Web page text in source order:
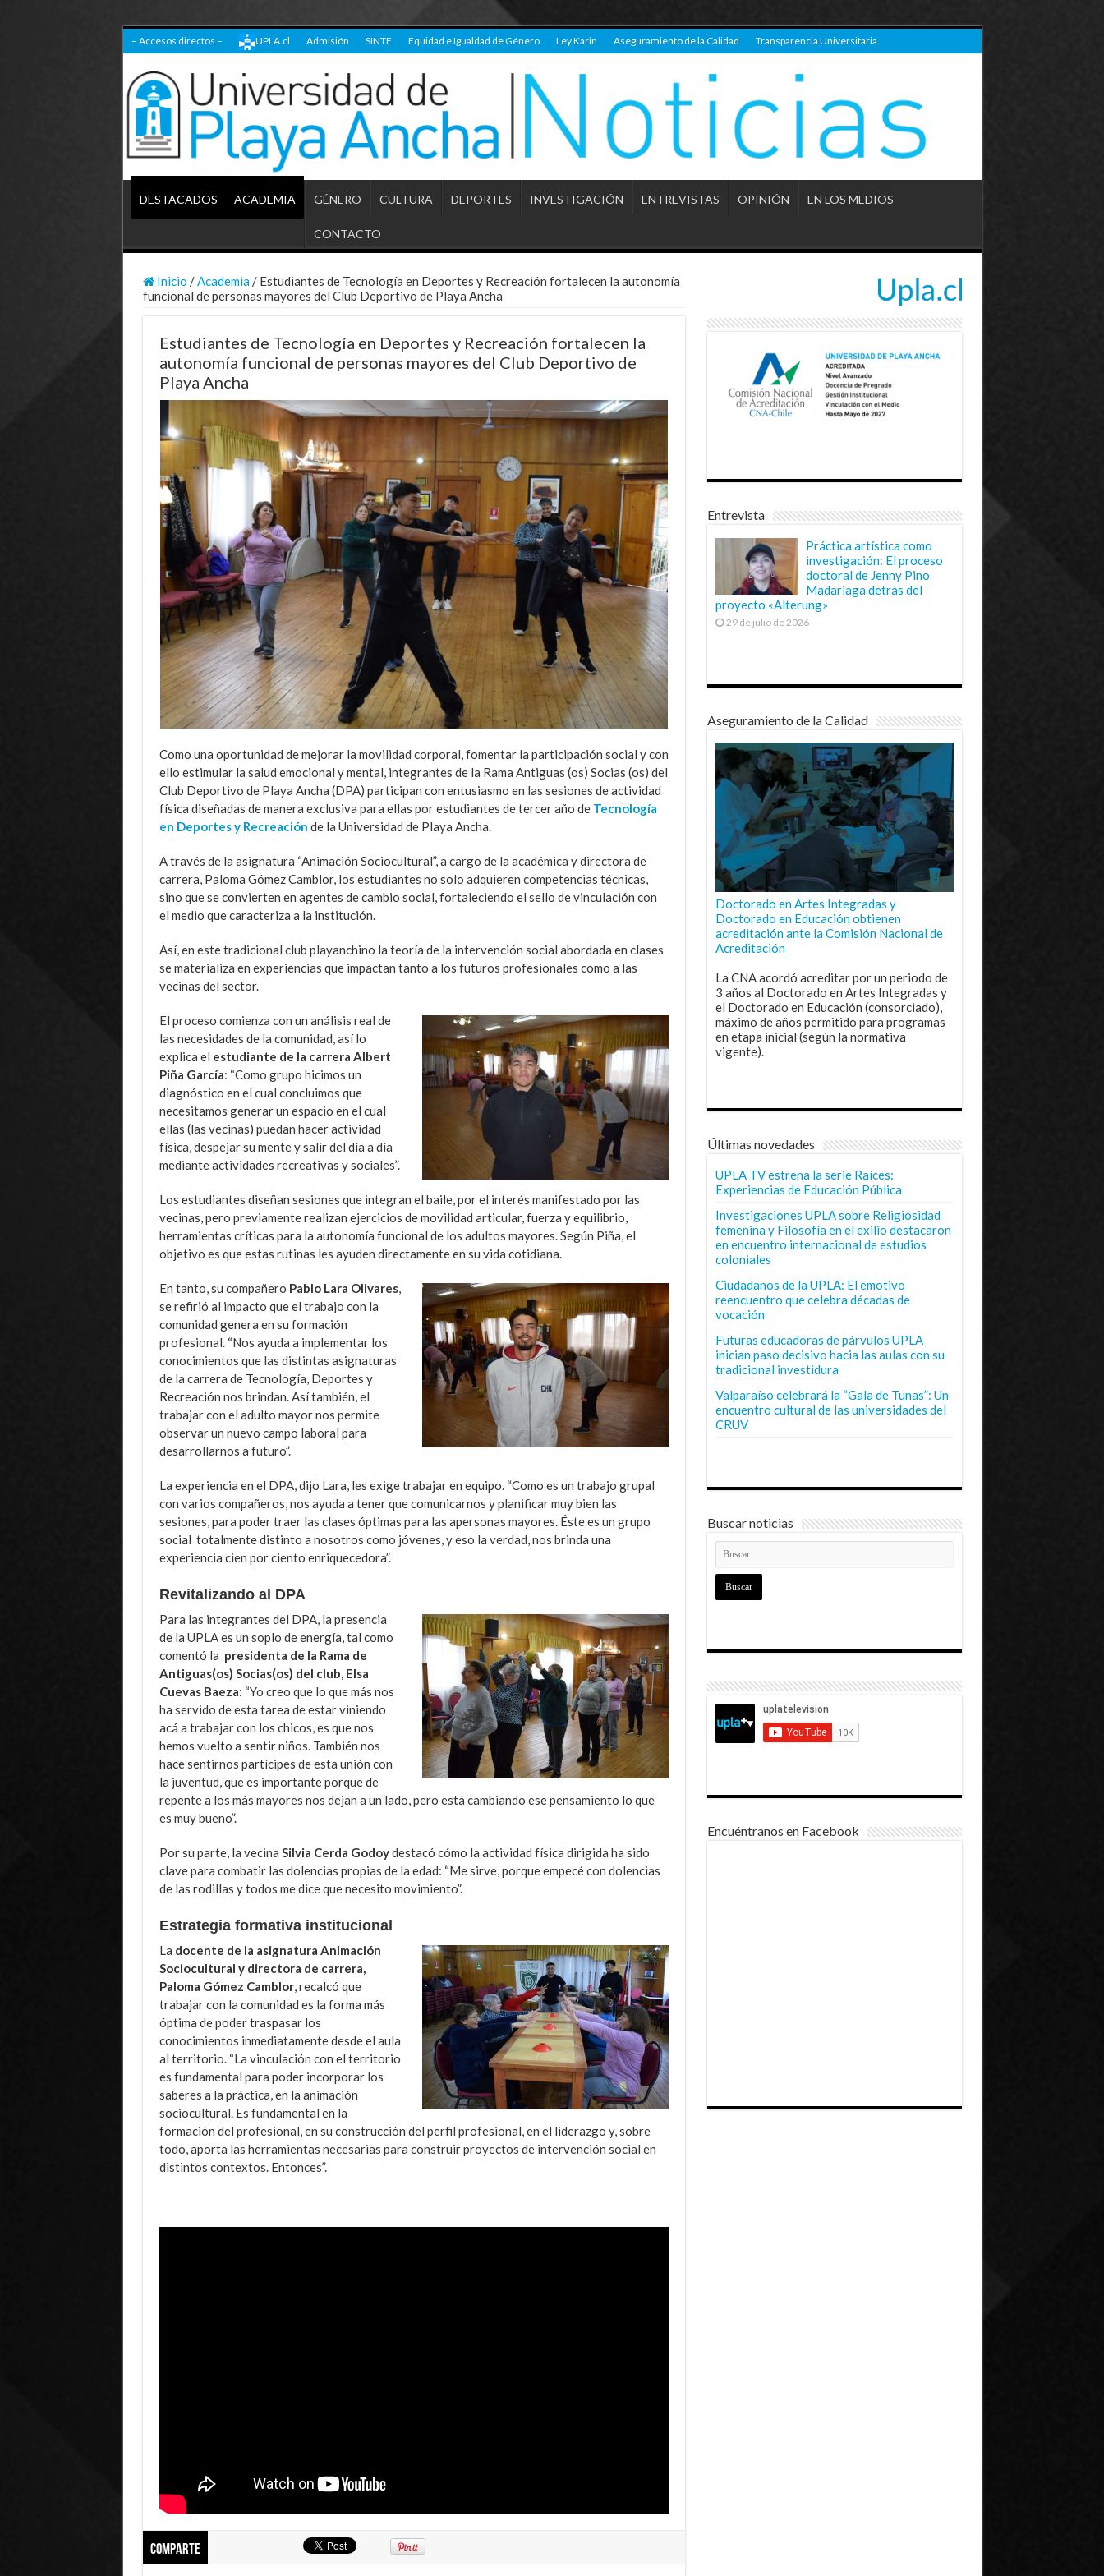
– Accesos directos – UPLA.cl Admisión SINTE Equidad e Igualdad de Género Ley Karin Aseguramiento de la Calidad Transparencia Universitaria
DESTACADOS ACADEMIA GÉNERO CULTURA DEPORTES INVESTIGACIÓN ENTREVISTAS OPINIÓN EN LOS MEDIOS
CONTACTO
Inicio / Academia / Estudiantes de Tecnología en Deportes y Recreación fortalecen la autonomía
funcional de personas mayores del Club Deportivo de Playa Ancha
Estudiantes de Tecnología en Deportes y Recreación fortalecen la
autonomía funcional de personas mayores del Club Deportivo de
Playa Ancha
Como una oportunidad de mejorar la movilidad corporal, fomentar la participación social y con
ello estimular la salud emocional y mental, integrantes de la Rama Antiguas (os) Socias (os) del
Club Deportivo de Playa Ancha (DPA) participan con entusiasmo en las sesiones de actividad
física diseñadas de manera exclusiva para ellas por estudiantes de tercer año de Tecnología
en Deportes y Recreación de la Universidad de Playa Ancha.
A través de la asignatura “Animación Sociocultural”, a cargo de la académica y directora de
carrera, Paloma Gómez Camblor, los estudiantes no solo adquieren competencias técnicas,
sino que se convierten en agentes de cambio social, fortaleciendo el sello de vinculación con
el medio que caracteriza a la institución.
Así, en este tradicional club playanchino la teoría de la intervención social abordada en clases
se materializa en experiencias que impactan tanto a los futuros profesionales como a las
vecinas del sector.
El proceso comienza con un análisis real de
las necesidades de la comunidad, así lo
explica el estudiante de la carrera Albert
Piña García: “Como grupo hicimos un
diagnóstico en el cual concluimos que
necesitamos generar un espacio en el cual
ellas (las vecinas) puedan hacer actividad
física, despejar su mente y salir del día a día
mediante actividades recreativas y sociales”.
Los estudiantes diseñan sesiones que integran el baile, por el interés manifestado por las
vecinas, pero previamente realizan ejercicios de movilidad articular, fuerza y equilibrio,
herramientas críticas para la autonomía funcional de los adultos mayores. Según Piña, el
objetivo es que estas rutinas les ayuden directamente en su vida cotidiana.
En tanto, su compañero Pablo Lara Olivares,
se refirió al impacto que el trabajo con la
comunidad genera en su formación
profesional. “Nos ayuda a implementar los
conocimientos que las distintas asignaturas
de la carrera de Tecnología, Deportes y
Recreación nos brindan. Así también, el
trabajar con el adulto mayor nos permite
observar un nuevo campo laboral para
desarrollarnos a futuro”.
La experiencia en el DPA, dijo Lara, les exige trabajar en equipo. “Como es un trabajo grupal
con varios compañeros, nos ayuda a tener que comunicarnos y planificar muy bien las
sesiones, para poder traer las clases óptimas para las apersonas mayores. Éste es un grupo
social totalmente distinto a nosotros como jóvenes, y eso la verdad, nos brinda una
experiencia cien por ciento enriquecedora”.
Revitalizando al DPA
Para las integrantes del DPA, la presencia
de la UPLA es un soplo de energía, tal como
comentó la presidenta de la Rama de
Antiguas(os) Socias(os) del club, Elsa
Cuevas Baeza: “Yo creo que lo que más nos
ha servido de esta tarea de estar viniendo
acá a trabajar con los chicos, es que nos
hemos vuelto a sentir niños. También nos
hace sentirnos partícipes de esta unión con
la juventud, que es importante porque de
repente a los más mayores nos dejan a un lado, pero está cambiando ese pensamiento lo que
es muy bueno”.
Por su parte, la vecina Silvia Cerda Godoydestacó cómo la actividad física dirigida ha sido
clave para combatir las dolencias propias de la edad: “Me sirve, porque empecé con dolencias
de las rodillas y todos me dice que necesito movimiento”.
Estrategia formativa institucional
La docente de la asignatura Animación
Sociocultural y directora de carrera,
Paloma Gómez Camblor, recalcó que
trabajar con la comunidad es la forma más
óptima de poder traspasar los
conocimientos inmediatamente desde el aula
al territorio. “La vinculación con el territorio
es fundamental para poder incorporar los
saberes a la práctica, en la animación
sociocultural. Es fundamental en la
formación del profesional, en su construcción del perfil profesional, en el liderazgo y, sobre
todo, aporta las herramientas necesarias para construir proyectos de intervención social en
distintos contextos. Entonces”.
Comparte
Entrevista
Práctica artística como
investigación: El proceso
doctoral de Jenny Pino
Madariaga detrás del
proyecto «Alterung»
29 de julio de 2026
Aseguramiento de la Calidad
Doctorado en Artes Integradas y
Doctorado en Educación obtienen
acreditación ante la Comisión Nacional de
Acreditación
La CNA acordó acreditar por un periodo de
3 años al Doctorado en Artes Integradas y
el Doctorado en Educación (consorciado),
máximo de años permitido para programas
en etapa inicial (según la normativa
vigente).
Últimas novedades
UPLA TV estrena la serie Raíces:
Experiencias de Educación Pública
Investigaciones UPLA sobre Religiosidad
femenina y Filosofía en el exilio destacaron
en encuentro internacional de estudios
coloniales
Ciudadanos de la UPLA: El emotivo
reencuentro que celebra décadas de
vocación
Futuras educadoras de párvulos UPLA
inician paso decisivo hacia las aulas con su
tradicional investidura
Valparaíso celebrará la “Gala de Tunas”: Un
encuentro cultural de las universidades del
CRUV
Buscar noticias
Encuéntranos en Facebook